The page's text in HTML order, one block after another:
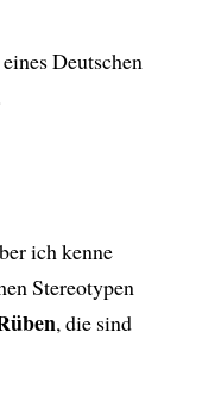
Deutschen
ich kenne
Stereotypen
, die sind